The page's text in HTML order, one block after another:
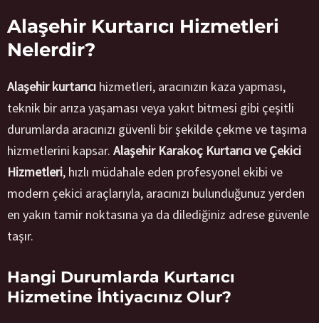
Alaşehir Kurtarıcı Hizmetleri
Nelerdir?
Alaşehir kurtarıcı hizmetleri, aracınızın kaza yapması,
teknik bir arıza yaşaması veya yakıt bitmesi gibi çeşitli
durumlarda aracınızı güvenli bir şekilde çekme ve taşıma
hizmetlerini kapsar. Alaşehir Karakoç Kurtarıcı ve Çekici
Hizmetleri, hızlı müdahale eden profesyonel ekibi ve
modern çekici araçlarıyla, aracınızı bulunduğunuz yerden
en yakın tamir noktasına ya da dilediğiniz adrese güvenle
taşır.
Hangi Durumlarda Kurtarıcı
Hizmetine İhtiyacınız Olur?